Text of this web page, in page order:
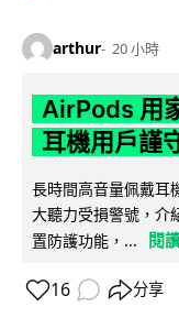
arthur 20 小時
AirPods 用
耳機用戶謹
長時間高音量佩戴耳
大聽力受損警號，介
置防護功能，...
閱
16 分享